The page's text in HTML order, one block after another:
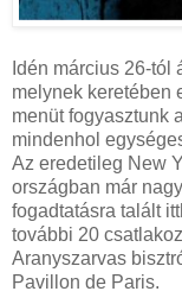
Idén március 26-tól
melynek keretében
menüt fogyasztunk
mindenhol
Az eredetileg New
országban már
fogadtatásra talált
további 20
Aranyszarvas
Pavillon de Paris.